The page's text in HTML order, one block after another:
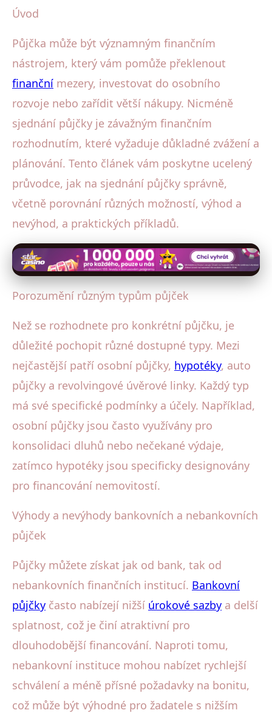
Úvod
Půjčka může být významným finančním
nástrojem, který vám pomůže překlenout
finanční mezery, investovat do osobního
rozvoje nebo zařídit větší nákupy. Nicméně
sjednání půjčky je závažným finančním
rozhodnutím, které vyžaduje důkladné zvážení a
plánování. Tento článek vám poskytne ucelený
průvodce, jak na sjednání půjčky správně,
včetně porovnání různých možností, výhod a
nevýhod, a praktických příkladů.
Porozumění různým typům půjček
Než se rozhodnete pro konkrétní půjčku, je
důležité pochopit různé dostupné typy. Mezi
nejčastější patří osobní půjčky, hypotéky, auto
půjčky a revolvingové úvěrové linky. Každý typ
má své specifické podmínky a účely. Například,
osobní půjčky jsou často využívány pro
konsolidaci dluhů nebo nečekané výdaje,
zatímco hypotéky jsou specificky designovány
pro financování nemovitostí.
Výhody a nevýhody bankovních a nebankovních
půjček
Půjčky můžete získat jak od bank, tak od
nebankovních finančních institucí. Bankovní
půjčky často nabízejí nižší úrokové sazby a delší
splatnost, což je činí atraktivní pro
dlouhodobější financování. Naproti tomu,
nebankovní instituce mohou nabízet rychlejší
schválení a méně přísné požadavky na bonitu,
což může být výhodné pro žadatele s nižším